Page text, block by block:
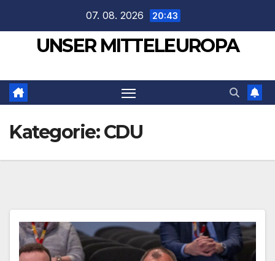
springen
07. 08. 2026 20:43
UNSER MITTELEUROPA
Kategorie:CDU